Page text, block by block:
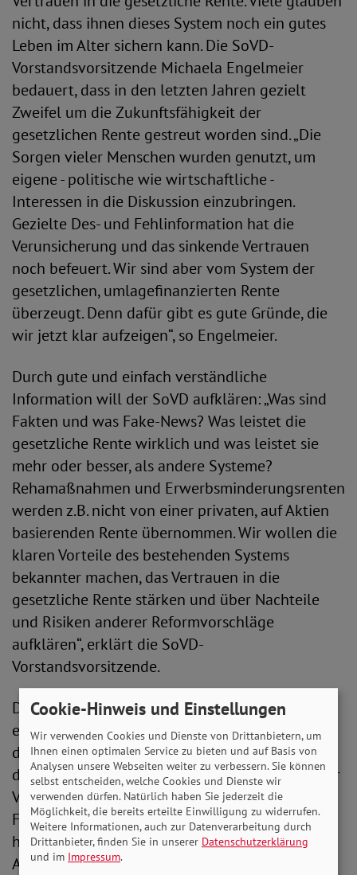
nicht, dass ihnen dieses System noch ein gutes
Leben im Alter sichern kann. Die SoVD-
Vorstandsvorsitzende Michaela Engelmeier
bedauert, dass in den letzten Jahren gezielt
Zweifel um die Zukunftsfähigkeit der
gesetzlichen Rente gestreut worden sind. „Die
Sorgen vieler Menschen wurden genutzt, um
eigene - politische wie wirtschaftliche -
Interessen in die Diskussion einzubringen.
Gezielte Des- und Fehlinformation hat die
Verunsicherung und das sinkende Vertrauen
noch befeuert. Wir sind aber vom System der
gesetzlichen, umlagefinanzierten Rente
überzeugt. Denn dafür gibt es gute Gründe, die
wir jetzt klar aufzeigen“, so Engelmeier.
Durch gute und einfach verständliche
Information will der SoVD aufklären: „Was sind
Fakten und was Fake-News? Was leistet die
gesetzliche Rente wirklich und was leistet sie
mehr oder besser, als andere Systeme?
Rehamaßnahmen und Erwerbsminderungsrenten
werden z.B. nicht von einer privaten, auf Aktien
basierenden Rente übernommen. Wir wollen die
klaren Vorteile des bestehenden Systems
bekannter machen, das Vertrauen in die
gesetzliche Rente stärken und über Nachteile
und Risiken anderer Reformvorschläge
aufklären“, erklärt die SoVD-
Vorstandsvorsitzende.
Dafür hat der SoVD eine eigene Homepage
eingerichtet:
www.diebessererente.de! Über
die Social-Media-Kanäle wird diese Seite unter
dem Hashtag #diebessererente flankiert und der
Verband geht in die Diskussion mit seinen
Followern und seinen Mitgliedern. Denn auch
hier gibt es durchaus Kritik an bestimmten
Ausgestaltungen der gesetzlichen Rente und
Cookie-Hinweis und Einstellungen
Wir verwenden Cookies und Dienste von Drittanbietern, um
Ihnen einen optimalen Service zu bieten und auf Basis von
Analysen unsere Webseiten weiter zu verbessern. Sie können
selbst entscheiden, welche Cookies und Dienste wir
verwenden dürfen. Natürlich haben Sie jederzeit die
Möglichkeit, die bereits erteilte Einwilligung zu widerrufen.
Weitere Informationen, auch zur Datenverarbeitung durch
Drittanbieter, finden Sie in unserer Datenschutzerklärung
und im Impressum.